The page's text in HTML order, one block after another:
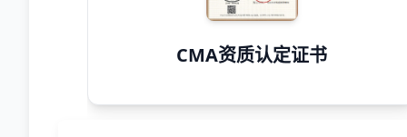
CMA资质认定证书